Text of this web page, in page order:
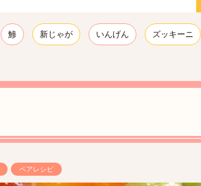
鯵 新じゃが いんげん ズッキーニ
ペアレシピ